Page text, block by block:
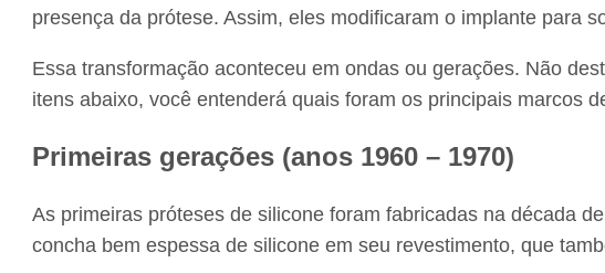
presença da prótese. Assim, eles modificaram o implante para
Essa transformação aconteceu em ondas ou gerações. Não
itens abaixo, você entenderá quais foram os principais marcos
Primeiras gerações (anos 1960 – 1970)
As primeiras próteses de silicone foram fabricadas na década
concha bem espessa de silicone em seu revestimento, que